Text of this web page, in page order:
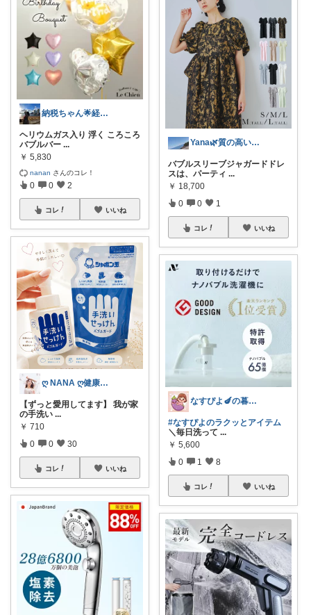
納税ちゃん🌟経由購入★
ヘリウムガス入り 浮く ころころ
バブルバー ...
￥ 5,830
nanan さんのコレ！
0 0 2
コレ いいね
ღ NANA ღ健康オタクの1児のママ
【ずっと愛用してます】 我が家
の手洗い ...
￥ 710
0 0 30
コレ いいね
Yana🌿質の高い暮らしのROOM
バブルスリーブジャガードドレ
スは、パーティ ...
￥ 18,700
0 0 1
コレ いいね
なすぴよ🍆の暮らしラクッとROOM⭐️
#なすぴよのラクッとアイテム
＼毎日洗って ...
￥ 5,600
0 1 8
コレ いいね